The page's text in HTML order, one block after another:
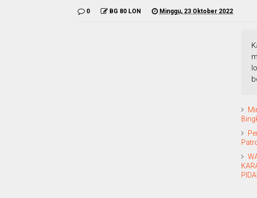
0 BG 80 LON Minggu, 23 Oktober 2022